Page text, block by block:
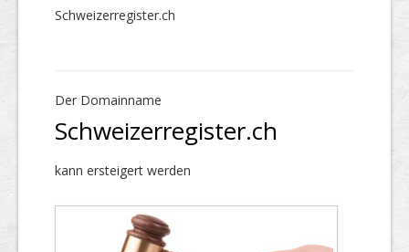
Schweizerregister.ch
Der Domainname
Schweizerregister.ch
kann ersteigert werden